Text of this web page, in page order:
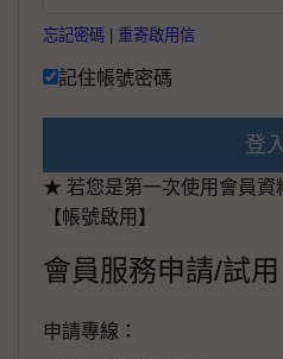
忘記密碼 重寄啟用信
記住帳號密碼
登入
★ 若您是第一次使用會員資
【帳號啟用】
會員服務申請/試用
申請專線：